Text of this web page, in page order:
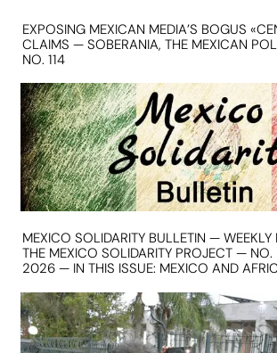
EXPOSING MEXICAN MEDIA’S BOGUS
CLAIMS — SOBERANIA, THE MEXICAN
NO. 114
MEXICO SOLIDARITY BULLETIN — WEEKLY
THE MEXICO SOLIDARITY PROJECT —
2026 — IN THIS ISSUE: MEXICO AND